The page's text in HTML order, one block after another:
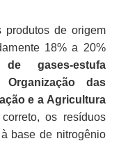
de origem
18% a 20%
de gases-estufa
Organização das
e a Agricultura
os resíduos
base de nitrogênio